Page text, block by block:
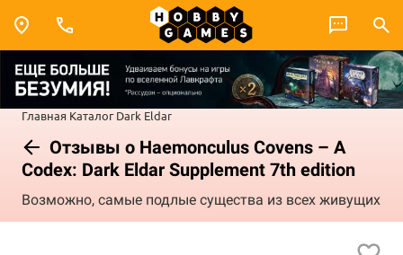
Главная Каталог Dark Eldar
Отзывы о Haemonculus Covens – A
Codex: Dark Eldar Supplement 7th edition
Возможно, самые подлые существа из всех живущих